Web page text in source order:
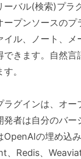
ーバル(検索)プラ
ープンソースの
イル、ノート、
できます。自然
。
ラグインは、オ
発者は自分のバ
OpenAIの埋め込
、Redis、